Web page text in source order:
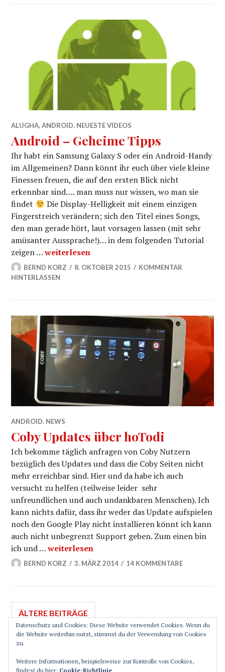
ALUGHA,ANDROID, NEUESTE VIDEOS
Android – Geheime Tipps
Ihr habt ein Samsung Galaxy S oder ein Android-Handy
im Allgemeinen? Dann könnt ihr euch über viele kleine
Finessen freuen, die auf den ersten Blick nicht
erkennbar sind…. man muss nur wissen, wo man sie
findet
Die Display-Helligkeit mit einem einzigen
Fingerstreich verändern; sich den Titel eines Songs,
den man gerade hört, laut vorsagen lassen (mit sehr
amüsanter Aussprache!)… in dem folgenden Tutorial
zeigen …Android – Geheime Tipps
weiterlesen
BERND KORZ 8. OKTOBER 2015
KOMMENTAR
HINTERLASSEN
ANDROID, NEWS
Coby Updates über hoTodi
Ich bekomme täglich anfragen von Coby Nutzern
bezüglich des Updates und dass die Coby Seiten nicht
mehr erreichbar sind. Hier und da habe ich auch
versucht zu helfen (teilweise leider sehr
unfreundlichen und auch undankbaren Menschen). Ich
kann nichts dafür, dass ihr weder das Update aufspielen
noch den Google Play nicht installieren könnt ich kann
auch nicht unbegrenzt Support geben. Zum einen bin
ich und …Coby Updates über hoTodi
weiterlesen
BERND KORZ 3. MÄRZ 2014 14 KOMMENTARE
Beitragsnavigation
ÄLTERE BEITRÄGE
Datenschutz und Cookies: Diese Website verwendet Cookies. Wenn du
die Website weiterhin nutzt, stimmst du der Verwendung von Cookies
zu.
Weitere Informationen, beispielsweise zur Kontrolle von Cookies,
findest du hier: Cookie-Richtlinie